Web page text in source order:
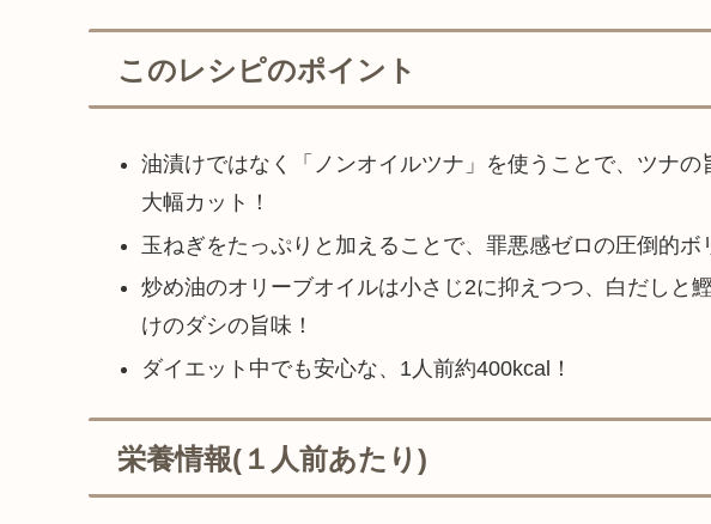
このレシピのポイント
油漬けではなく「ノンオイルツナ」を使うことで、ツナ
大幅カット！
玉ねぎをたっぷりと加えることで、罪悪感ゼロの圧倒的ボ
炒め油のオリーブオイルは小さじ2に抑えつつ、白だしと
けのダシの旨味！
ダイエット中でも安心な、1人前約400kcal！
栄養情報(１人前あたり)